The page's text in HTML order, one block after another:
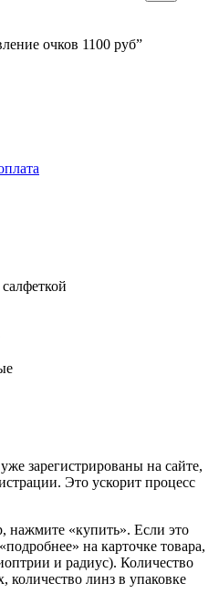
очков 1100 руб”
зарегистрированы на сайте,
Это ускорит процесс
«купить». Если это
на карточке товара,
и радиус). Количество
количество линз в упаковке